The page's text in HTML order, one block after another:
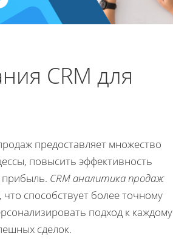
CRM для
предоставляет множество
повысить эффективность
прибыль. CRM аналитика продаж
способствует более точному
подход к каждому
сделок.